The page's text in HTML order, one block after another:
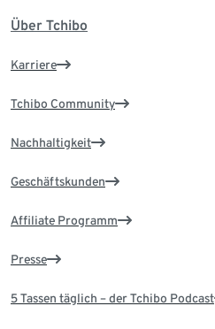
Über Tchibo
Karriere
Tchibo Community
Nachhaltigkeit
Geschäftskunden
Affiliate Programm
Presse
5 Tassen täglich – der Tchibo Podcast